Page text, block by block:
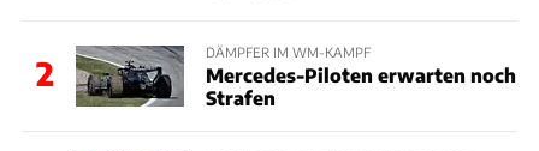
2
DÄMPFER IM WM-KAMPF
Mercedes-Piloten erwarten noch
Strafen